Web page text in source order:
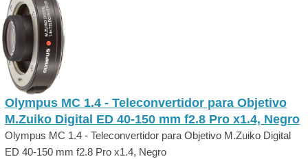
Olympus MC 1.4 - Teleconvertidor para Objetivo
M.Zuiko Digital ED 40-150 mm f2.8 Pro x1.4, Negro
Olympus MC 1.4 - Teleconvertidor para Objetivo M.Zuiko Digital
ED 40-150 mm f2.8 Pro x1.4, Negro